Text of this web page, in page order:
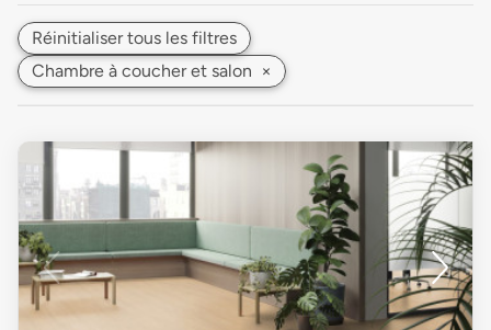
Réinitialiser tous les filtres
Chambre à coucher et salon ×